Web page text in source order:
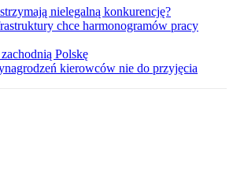
nielegalną konkurencję?
chce harmonogramów pracy
Polskę
kierowców nie do przyjęcia